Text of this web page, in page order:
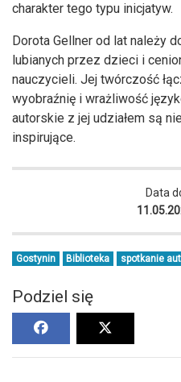
charakter tego typu inicjatyw.
Dorota Gellner od lat należy
lubianych przez dzieci i
nauczycieli. Jej twórczość
wyobraźnię i wrażliwość
autorskie z jej udziałem są
inspirujące.
Data
Gostynin Biblioteka spotkanie
Podziel się